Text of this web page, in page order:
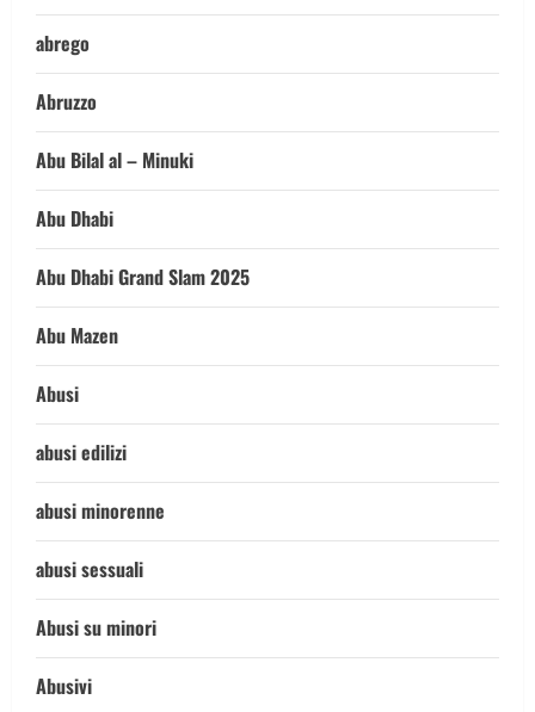
abrego
Abruzzo
Abu Bilal al – Minuki
Abu Dhabi
Abu Dhabi Grand Slam 2025
Abu Mazen
Abusi
abusi edilizi
abusi minorenne
abusi sessuali
Abusi su minori
Abusivi